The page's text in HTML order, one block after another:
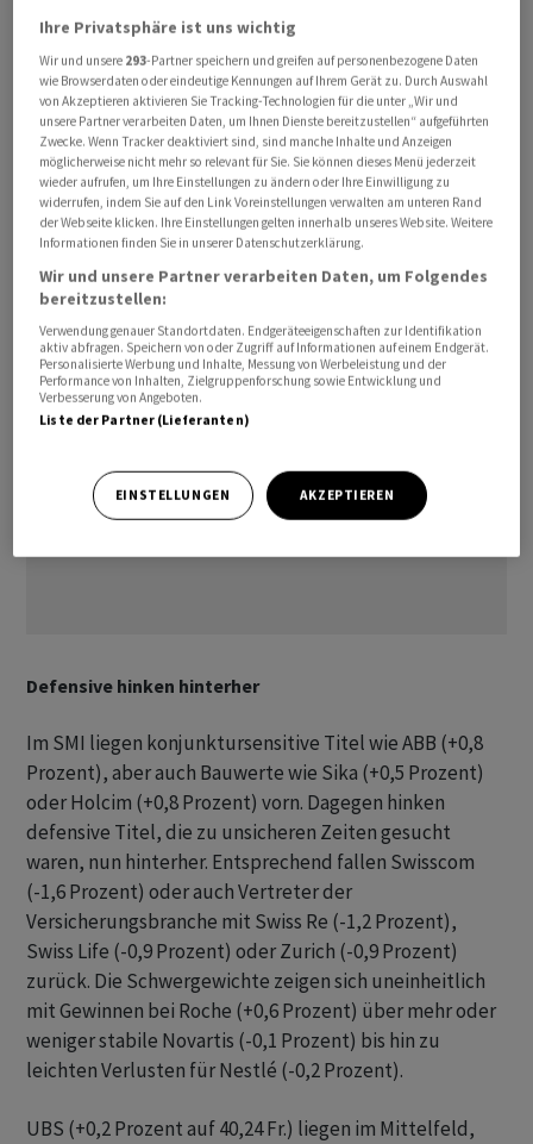
erhalten. «Viele fragen sich, wie ein Unternehmen, das
Verluste schreibt, eine so hohe Bewertung haben kann -
und wie lange das noch weitergeht», heisst es unter
Händlern.
Der Leitindex SMI zeigt sich gegen 10.50 Uhr
unverändert bei 13'761,44 Punkten. Der SMIM der
mittelgrossen Werte gewinnt derweil 0,42 Prozent auf
3077,00 Punkte, und der breite SPI liegt mit 0,09
Prozent auf 19'413,79 Zähler ebenfalls leicht im Plus.
Defensive hinken hinterher
Im SMI liegen konjunktursensitive Titel wie ABB (+0,8
Prozent), aber auch Bauwerte wie Sika (+0,5 Prozent)
oder Holcim (+0,8 Prozent) vorn. Dagegen hinken
defensive Titel, die zu unsicheren Zeiten gesucht
waren, nun hinterher. Entsprechend fallen Swisscom
(-1,6 Prozent) oder auch Vertreter der
Versicherungsbranche mit Swiss Re (-1,2 Prozent),
Swiss Life (-0,9 Prozent) oder Zurich (-0,9 Prozent)
zurück. Die Schwergewichte zeigen sich uneinheitlich
mit Gewinnen bei Roche (+0,6 Prozent) über mehr oder
weniger stabile Novartis (-0,1 Prozent) bis hin zu
leichten Verlusten für Nestlé (-0,2 Prozent).
UBS (+0,2 Prozent auf 40,24 Fr.) liegen im Mittelfeld,
Ihre Privatsphäre ist uns wichtig
Wir und unsere 293-Partner speichern und greifen auf personenbezogene Daten
wie Browserdaten oder eindeutige Kennungen auf Ihrem Gerät zu. Durch Auswahl
von Akzeptieren aktivieren Sie Tracking-Technologien für die unter „Wir und
unsere Partner verarbeiten Daten, um Ihnen Dienste bereitzustellen“ aufgeführten
Zwecke. Wenn Tracker deaktiviert sind, sind manche Inhalte und Anzeigen
möglicherweise nicht mehr so relevant für Sie. Sie können dieses Menü jederzeit
wieder aufrufen, um Ihre Einstellungen zu ändern oder Ihre Einwilligung zu
widerrufen, indem Sie auf den Link Voreinstellungen verwalten am unteren Rand
der Webseite klicken. Ihre Einstellungen gelten innerhalb unseres Website. Weitere
Informationen finden Sie in unserer Datenschutzerklärung.
Wir und unsere Partner verarbeiten Daten, um Folgendes
bereitzustellen:
Verwendung genauer Standortdaten. Endgeräteeigenschaften zur Identifikation
aktiv abfragen. Speichern von oder Zugriff auf Informationen auf einem Endgerät.
Personalisierte Werbung und Inhalte, Messung von Werbeleistung und der
Performance von Inhalten, Zielgruppenforschung sowie Entwicklung und
Verbesserung von Angeboten.
Liste der Partner (Lieferanten)
EINSTELLUNGEN AKZEPTIEREN